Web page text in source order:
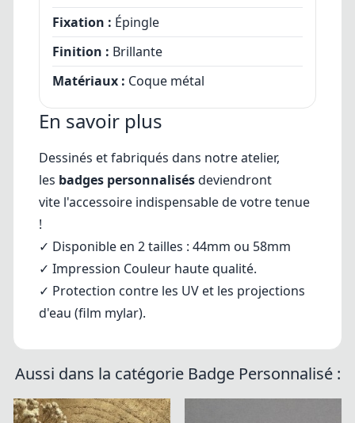
En savoir plus
Dessinés et fabriqués dans notre atelier,
les badges personnalisésdeviendront
vite l'accessoire indispensable de votre tenue
!
✓ Disponible en 2 tailles : 44mm ou 58mm
✓ Impression Couleur haute qualité.
✓ Protection contre les UV et les projections
d'eau (film mylar).
Fixation : Épingle
Finition : Brillante
Matériaux : Coque métal
Aussi dans la catégorie Badge Personnalisé :